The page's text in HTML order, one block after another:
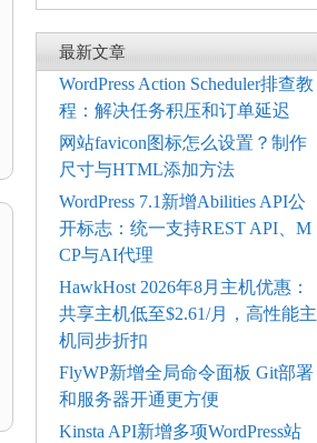
最新文章
WordPress Action Scheduler排查教
程：解决任务积压和订单延迟
网站favicon图标怎么设置？制作
尺寸与HTML添加方法
WordPress 7.1新增Abilities API公
开标志：统一支持REST API、M
CP与AI代理
HawkHost 2026年8月主机优惠：
共享主机低至$2.61/月，高性能主
机同步折扣
FlyWP新增全局命令面板 Git部署
和服务器开通更方便
Kinsta API新增多项WordPress站